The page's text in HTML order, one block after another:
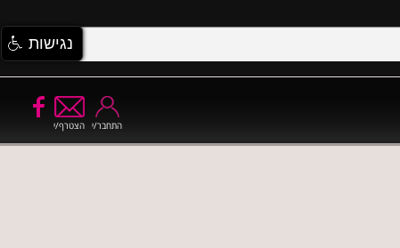
הצטרף/י התחבר/י
נגישות